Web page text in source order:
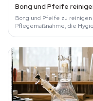
Bong und Pfeife
Bong und Pfeife zu
Pflegemaßnahme, die